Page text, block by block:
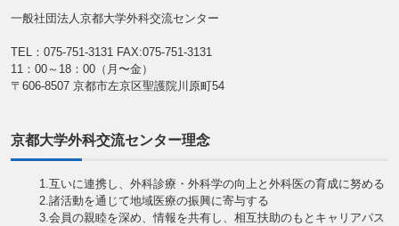
一般社団法人京都大学外科交流センター
TEL：075-751-3131 FAX:075-751-3131
11：00～18：00（月〜金）
〒606-8507 京都市左京区聖護院川原町54
京都大学外科交流センター理念
1.互いに連携し、外科診療・外科学の向上と外科医の育成に努める
2.諸活動を通じて地域医療の振興に寄与する
3.会員の親睦を深め、情報を共有し、相互扶助のもとキャリアパス